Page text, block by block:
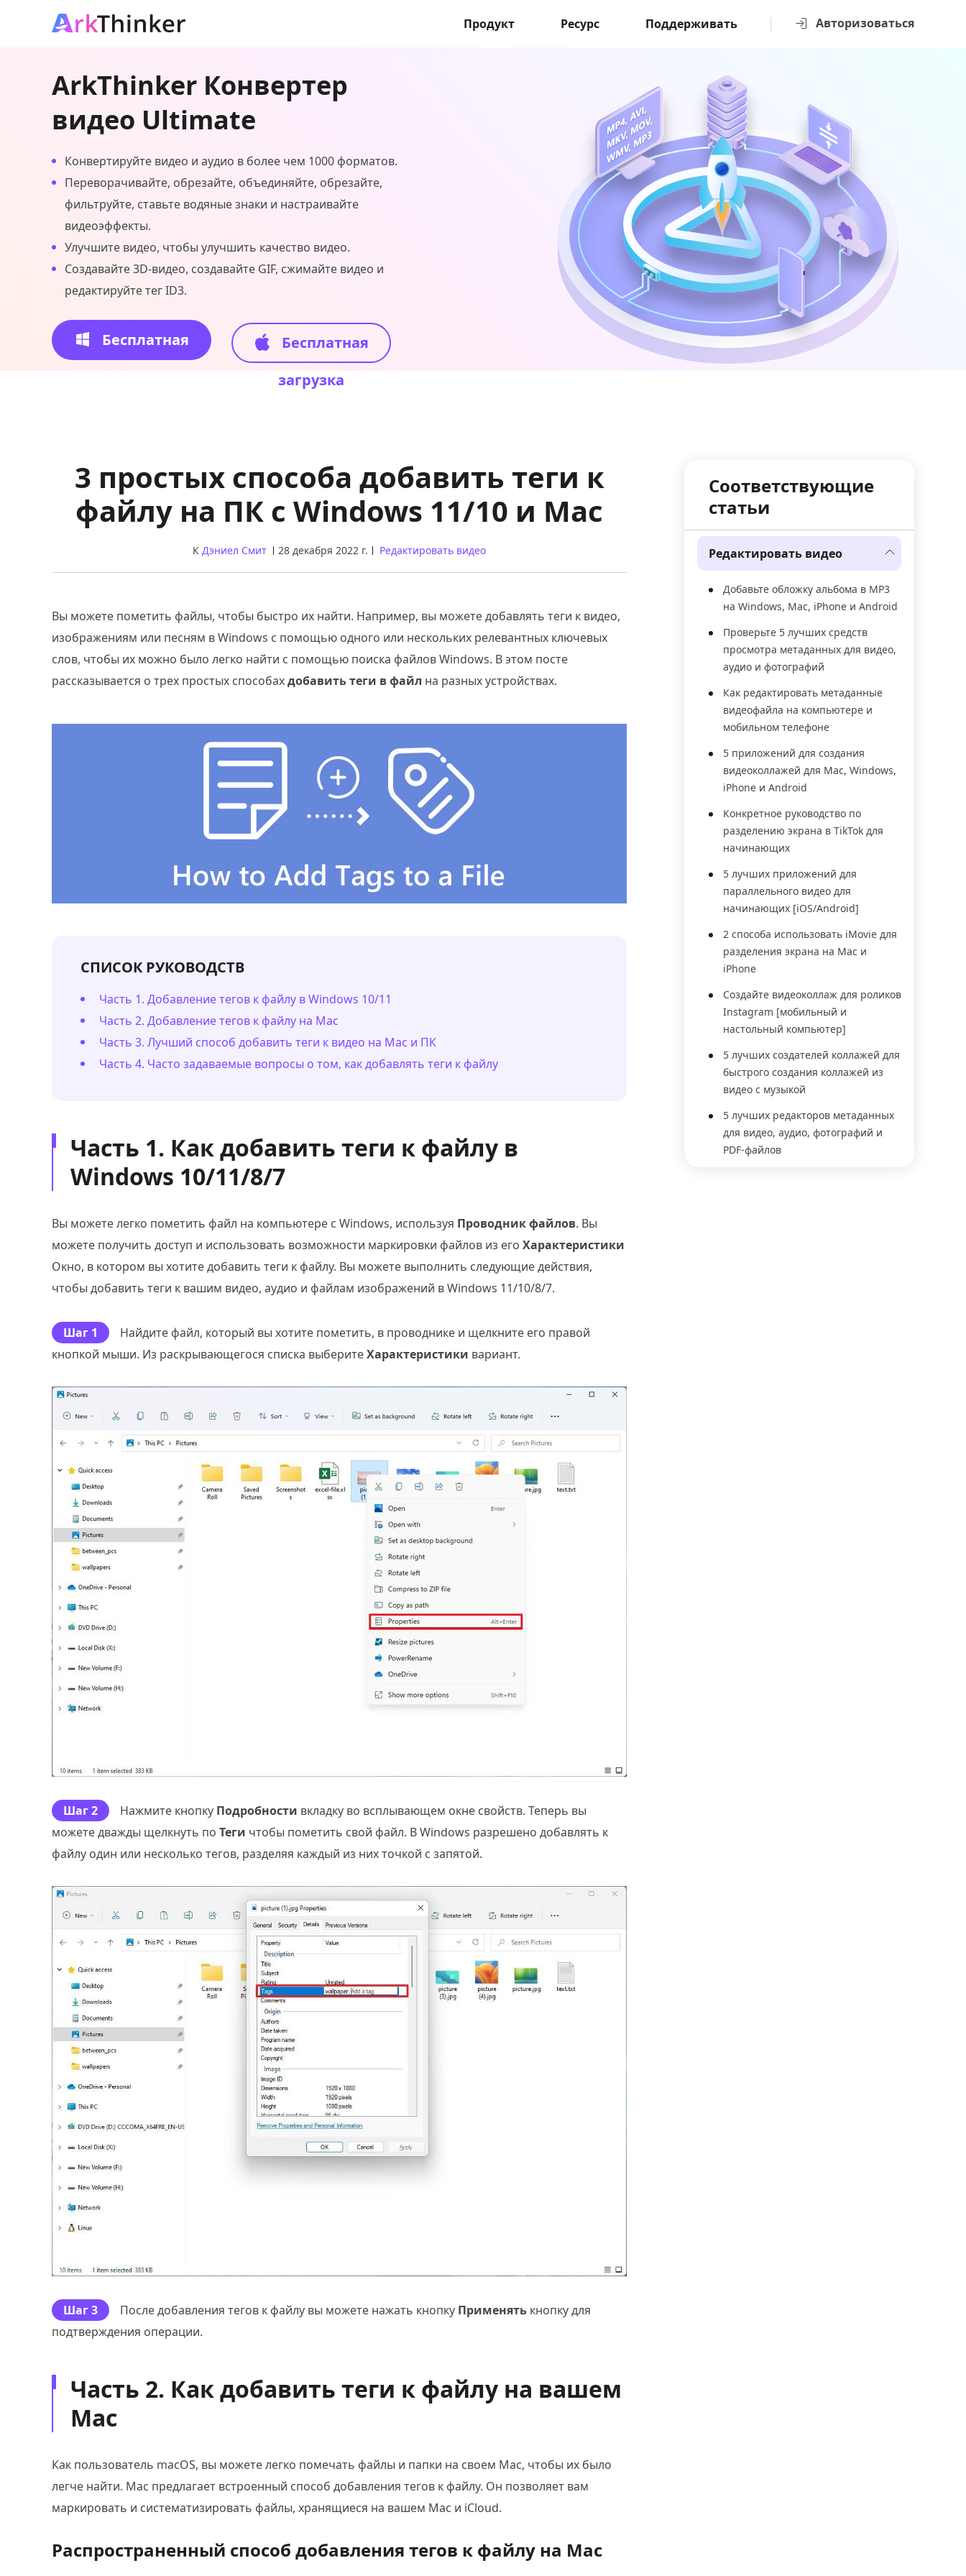
Авторизоваться
Продукт Ресурс Поддерживать
ArkThinker Конвертер
видео Ultimate
Конвертируйте видео и аудио в более чем 1000 форматов.
Переворачивайте, обрезайте, объединяйте, обрезайте,
фильтруйте, ставьте водяные знаки и настраивайте
видеоэффекты.
Улучшите видео, чтобы улучшить качество видео.
Создавайте 3D-видео, создавайте GIF, сжимайте видео и
редактируйте тег ID3.
Бесплатная
Бесплатная
загрузка
3 простых способа добавить теги к
файлу на ПК с Windows 11/10 и Mac
К Дэниел Смит 28 декабря 2022 г. Редактировать видео
Вы можете пометить файлы, чтобы быстро их найти. Например, вы можете добавлять теги к видео,
изображениям или песням в Windows с помощью одного или нескольких релевантных ключевых
слов, чтобы их можно было легко найти с помощью поиска файлов Windows. В этом посте
рассказывается о трех простых способахдобавить теги в файл на разных устройствах.
СПИСОК РУКОВОДСТВ
Часть 1. Добавление тегов к файлу в Windows 10/11
Часть 2. Добавление тегов к файлу на Mac
Часть 3. Лучший способ добавить теги к видео на Mac и ПК
Часть 4. Часто задаваемые вопросы о том, как добавлять теги к файлу
Часть 1. Как добавить теги к файлу в
Windows 10/11/8/7
Вы можете легко пометить файл на компьютере с Windows, используя Проводник файлов. Вы
можете получить доступ и использовать возможности маркировки файлов из его Характеристики
Окно, в котором вы хотите добавить теги к файлу. Вы можете выполнить следующие действия,
чтобы добавить теги к вашим видео, аудио и файлам изображений в Windows 11/10/8/7.
Шаг 1
Найдите файл, который вы хотите пометить, в проводнике и щелкните его правой
кнопкой мыши. Из раскрывающегося списка выберитеХарактеристики вариант.
Шаг 2 Нажмите кнопку Подробности вкладку во всплывающем окне свойств. Теперь вы
можете дважды щелкнуть по Теги чтобы пометить свой файл. В Windows разрешено добавлять к
файлу один или несколько тегов, разделяя каждый из них точкой с запятой.
Шаг 3 После добавления тегов к файлу вы можете нажать кнопку Применять кнопку для
подтверждения операции.
Часть 2. Как добавить теги к файлу на вашем
Mac
Как пользователь macOS, вы можете легко помечать файлы и папки на своем Mac, чтобы их было
легче найти. Mac предлагает встроенный способ добавления тегов к файлу. Он позволяет вам
маркировать и систематизировать файлы, хранящиеся на вашем Mac и iCloud.
Распространенный способ добавления тегов к файлу на Mac
Соответствующие
статьи
Редактировать видео
Добавьте обложку альбома в MP3
на Windows, Mac, iPhone и Android
Проверьте 5 лучших средств
просмотра метаданных для видео,
аудио и фотографий
Как редактировать метаданные
видеофайла на компьютере и
мобильном телефоне
5 приложений для создания
видеоколлажей для Mac, Windows,
iPhone и Android
Конкретное руководство по
разделению экрана в TikTok для
начинающих
5 лучших приложений для
параллельного видео для
начинающих [iOS/Android]
2 способа использовать iMovie для
разделения экрана на Mac и
iPhone
Создайте видеоколлаж для роликов
Instagram [мобильный и
настольный компьютер]
5 лучших создателей коллажей для
быстрого создания коллажей из
видео с музыкой
5 лучших редакторов метаданных
для видео, аудио, фотографий и
PDF-файлов